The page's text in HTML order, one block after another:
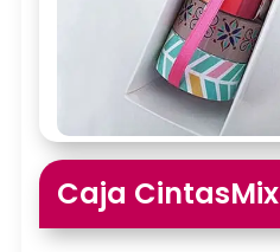
Caja CintasMix